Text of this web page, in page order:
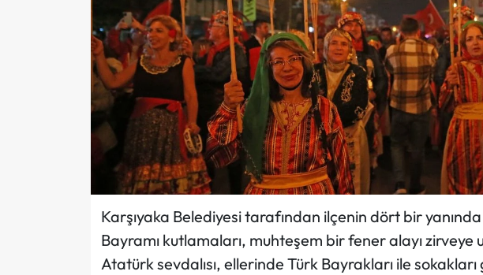
Karşıyaka Belediyesi tarafından ilçenin dört bir
Bayramı kutlamaları, muhteşem bir fener alayı zirveye
Atatürk sevdalısı, ellerinde Türk Bayrakları ile